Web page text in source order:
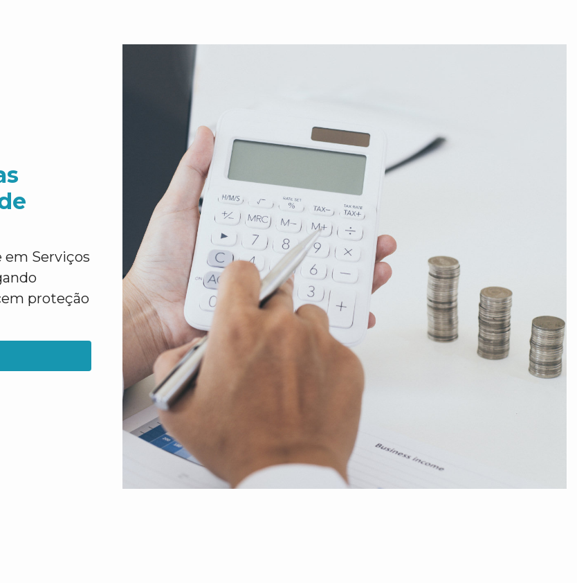
em Serviços
proteção